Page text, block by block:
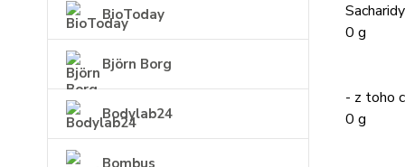
BioToday
Björn Borg
Bodylab24
Bombus
Sacharidy
0 g
- z toho
0 g